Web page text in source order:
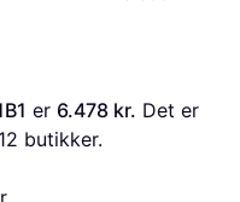
er 6.478 kr. Det er
12 butikker.